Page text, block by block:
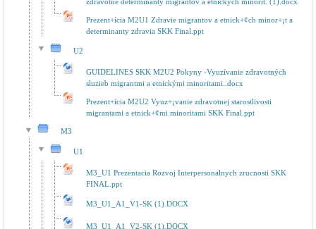
Prezent+ícia M2U1 Zdravie migrantov a etnick+¢ch minor+¡t a
determinanty zdravia SKK Final.ppt
U2
GUIDELINES SKK M2U2 Pokyny -Vyuzívanie zdravotných
sluzieb migrantmi a etnickými minoritami..docx
Prezent+ícia M2U2 Vyuz+¡vanie zdravotnej starostlivosti
migrantami a etnick+¢mi minoritami SKK Final.ppt
M3
U1
M3_U1 Prezentacia Rozvoj Interpersonalnych zrucnosti SKK
FINAL.ppt
M3_U1_A1_V1-SK (1).DOCX
M3_U1_A1_V2-SK (1).DOCX